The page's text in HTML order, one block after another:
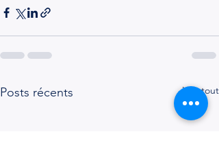
Posts récents Voir tout